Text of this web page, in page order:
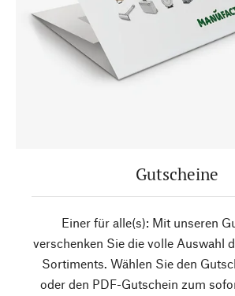
Gutscheine
Einer für alle(s): Mit unseren
verschenken Sie die volle Auswahl
Sortiments. Wählen Sie den
oder den PDF-Gutschein zum